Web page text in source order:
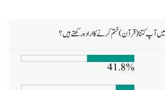
آپ کتنا (قرآن) ختم کرنے کا ارادہ رکھتے ہیں؟
41.8%